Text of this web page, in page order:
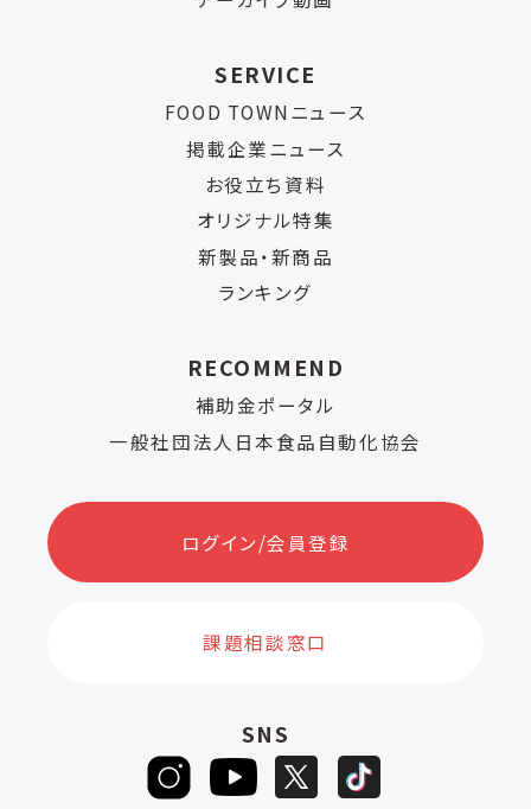
SERVICE
FOOD TOWNニュース
掲載企業ニュース
お役立ち資料
オリジナル特集
新製品・新商品
ランキング
RECOMMEND
補助金ポータル
一般社団法人日本食品自動化協会
ログイン/会員登録
課題相談窓口
SNS